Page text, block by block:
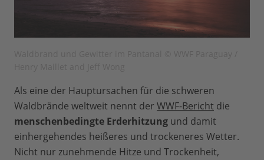
Als eine der Hauptursachen für die schweren
Waldbrände weltweit nennt der WWF-Bericht die
menschenbedingte Erderhitzung und damit
einhergehendes heißeres und trockeneres Wetter.
Nicht nur zunehmende Hitze und Trockenheit,